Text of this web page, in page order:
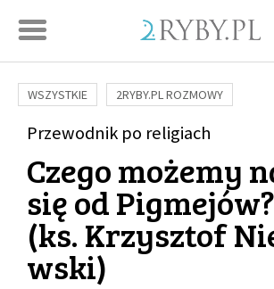
STRONA GŁÓWNA
SERIE FILMÓW
AUTORZY
BLOG
WSZYSTKIE 2RYBY.PL ROZMOWY
SAME DOBRE WIADOMOŚCI ONA I ON
SZTUKA ŻYCIA MIŁOŚĆ DUCHOWOŚĆ
BUDOWANIE WIĘZI RODZINA NAUKA
KOBIETA MĘŻCZYZNA RELIGIE
KULTURA ŚWIĘCI
Przewodnik po religiach
Czego możemy
się od Pigmejów?
(ks. Krzysztof
wski)